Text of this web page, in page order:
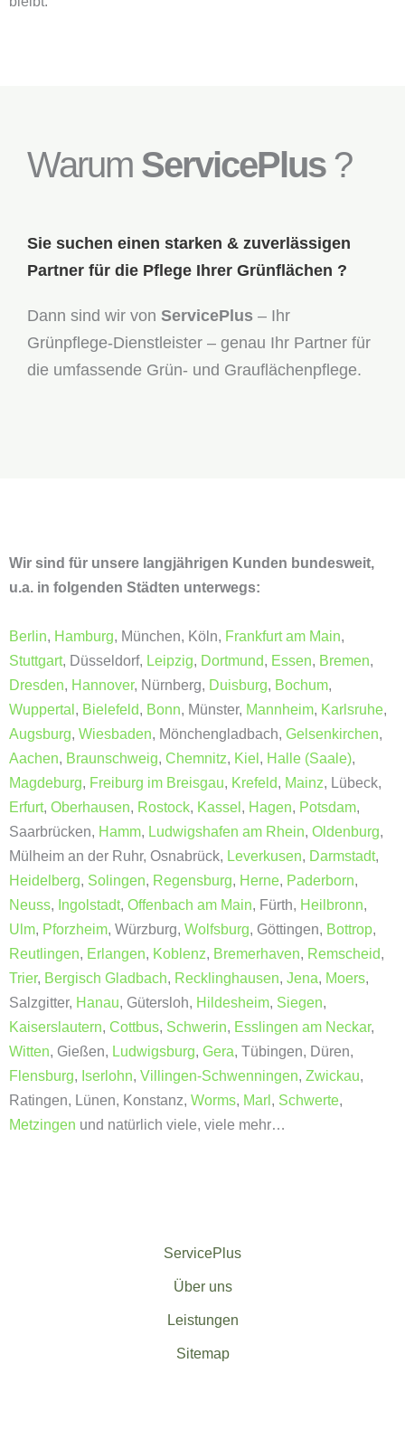
Warum ServicePlus?
Sie suchen einen starken & zuverlässigen
Partner für die Pflege Ihrer Grünflächen ?
Dann sind wir von ServicePlus – Ihr
Grünpflege-Dienstleister – genau Ihr Partner für
die umfassende Grün- und Grauflächenpflege.
Wir sind für unsere langjährigen Kunden bundesweit,
u.a. in folgenden Städten unterwegs:
Berlin, Hamburg, München, Köln, Frankfurt am Main,
Stuttgart, Düsseldorf, Leipzig, Dortmund, Essen, Bremen,
Dresden, Hannover, Nürnberg, Duisburg, Bochum,
Wuppertal , Bielefeld, Bonn, Münster, Mannheim, Karlsruhe,
Augsburg, Wiesbaden, Mönchengladbach, Gelsenkirchen,
Aachen, Braunschweig, Chemnitz, Kiel , Halle (Saale),
Magdeburg, Freiburg im Breisgau, Krefeld, Mainz, Lübeck,
Erfurt, Oberhausen, Rostock, Kassel , Hagen, Potsdam,
Saarbrücken, Hamm, Ludwigshafen am Rhein, Oldenburg,
Mülheim an der Ruhr, Osnabrück, Leverkusen, Darmstadt,
Heidelberg, Solingen, Regensburg, Herne, Paderborn,
Neuss, Ingolstadt, Offenbach am Main, Fürth, Heilbronn,
Ulm, Pforzheim, Würzburg, Wolfsburg, Göttingen, Bottrop,
Reutlingen, Erlangen, Koblenz, Bremerhaven, Remscheid,
Trier, Bergisch Gladbach, Recklinghausen, Jena, Moers,
Salzgitter, Hanau, Gütersloh, Hildesheim, Siegen,
Kaiserslautern, Cottbus, Schwerin, Esslingen am Neckar,
Witten, Gießen, Ludwigsburg, Gera, Tübingen, Düren,
Flensburg, Iserlohn, Villingen-Schwenningen, Zwickau,
Ratingen, Lünen, Konstanz, Worms, Marl , Schwerte,
Metzingen und natürlich viele, viele mehr…
ServicePlus
Über uns
Leistungen
Sitemap